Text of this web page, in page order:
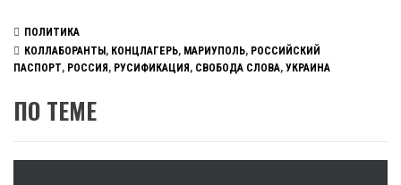
ПОЛИТИКА
КОЛЛАБОРАНТЫ, КОНЦЛАГЕРЬ, МАРИУПОЛЬ, РОССИЙСКИЙ
ПАСПОРТ, РОССИЯ , РУСИФИКАЦИЯ , СВОБОДА СЛОВА, УКРАИНА
ПО ТЕМЕ